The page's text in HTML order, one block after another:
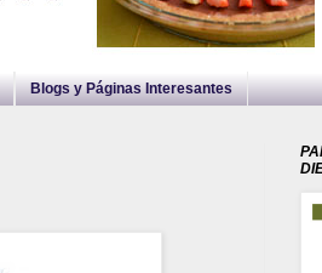
Blogs y Páginas Interesantes